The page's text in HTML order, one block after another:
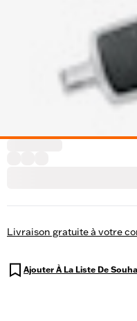
Livraison gratuite à votre
Ajouter À La Liste De